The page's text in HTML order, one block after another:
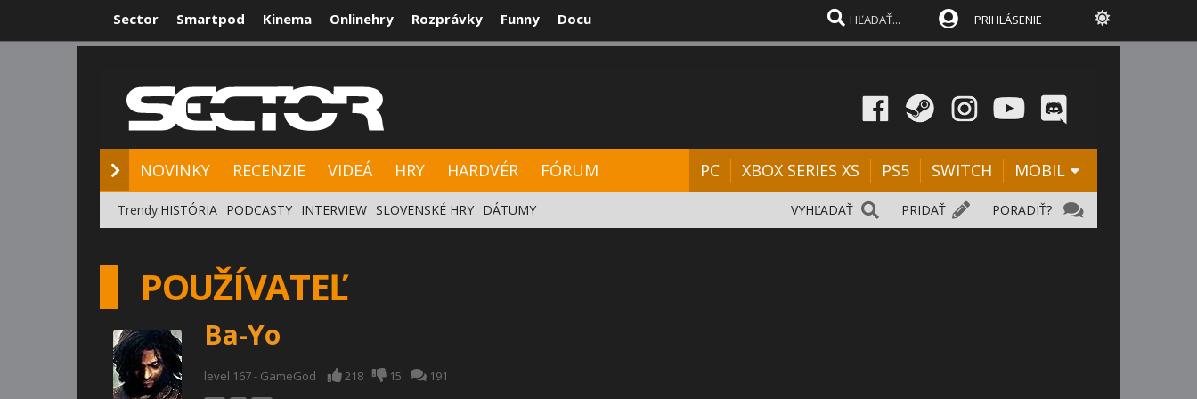
Sector Smartpod Kinema Onlinehry Rozprávky Funny Docu PRIHLÁSENIE
NOVINKY RECENZIE VIDEÁ HRY HARDVÉR FÓRUM PC XBOX SERIES XS PS5 SWITCH MOBIL
PORADIŤ?
PRIDAŤ
VYHĽADAŤ
Trendy:HISTÓRIA PODCASTY INTERVIEW SLOVENSKÉ HRY DÁTUMY
POUŽÍVATEĽ
Ba-Yo
level 167 - GameGod 218 15 191